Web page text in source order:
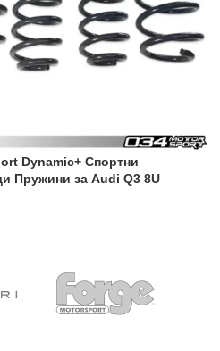
Dynamic+ Спортни
Пружини за Audi Q3 8U